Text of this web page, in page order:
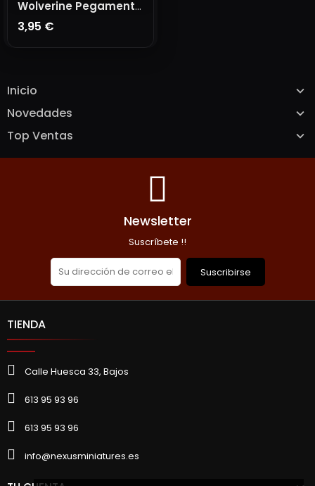
Inicio
Novedades
Top Ventas
Wolverine Pegamento Cola Blanca
3,95 €
Newsletter
Suscríbete !!
Suscribirse
TIENDA
Calle Huesca 33, Bajos
613 95 93 96
613 95 93 96
info@nexusminiatures.es